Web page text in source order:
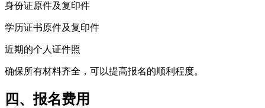
身份证原件及复印件
学历证书原件及复印件
近期的个人证件照
确保所有材料齐全，可以提高报名的顺利程度。
四、报名费用